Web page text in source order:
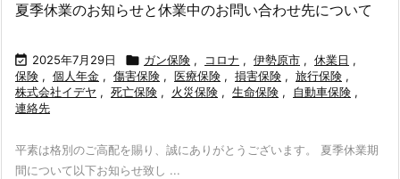
夏季休業のお知らせと休業中のお問い合わせ先について
 2025年7月29日  ガン保険 , コロナ , 伊勢原市 , 休業日 ,
保険 , 個人年金 , 傷害保険 , 医療保険 , 損害保険 , 旅行保険 ,
株式会社イデヤ , 死亡保険 , 火災保険 , 生命保険 , 自動車保険 ,
連絡先
平素は格別のご高配を賜り、誠にありがとうございます。 夏季休業期
間について以下お知らせ致し ...